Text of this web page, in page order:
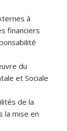
à
financiers
du
et Sociale
de la
la mise en